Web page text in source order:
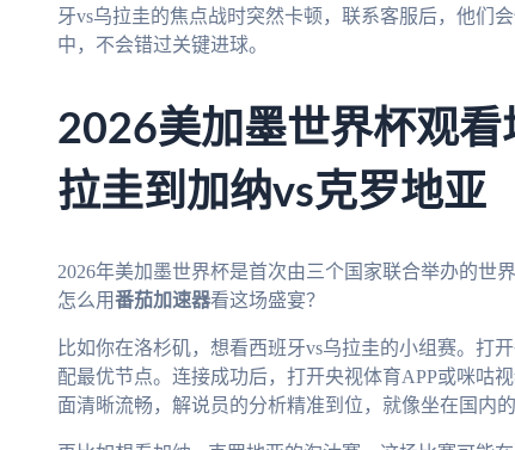
牙vs乌拉圭的焦点战时突然卡顿，联系客服后，他们
中，不会错过关键进球。
2026美加墨世界杯观
拉圭到加纳vs克罗地亚
2026年美加墨世界杯是首次由三个国家联合举办的世
怎么用番茄加速器看这场盛宴？
比如你在洛杉矶，想看西班牙vs乌拉圭的小组赛。打开
配最优节点。连接成功后，打开央视体育APP或咪咕
面清晰流畅，解说员的分析精准到位，就像坐在国内